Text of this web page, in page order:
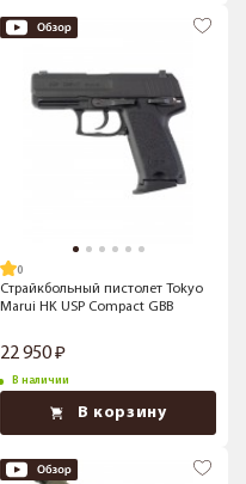
Страйкбольный пистолет Tokyo
Marui HK USP Compact GBB
22 950
В наличии
В корзину